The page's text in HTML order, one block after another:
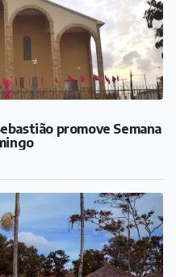
promove Semana